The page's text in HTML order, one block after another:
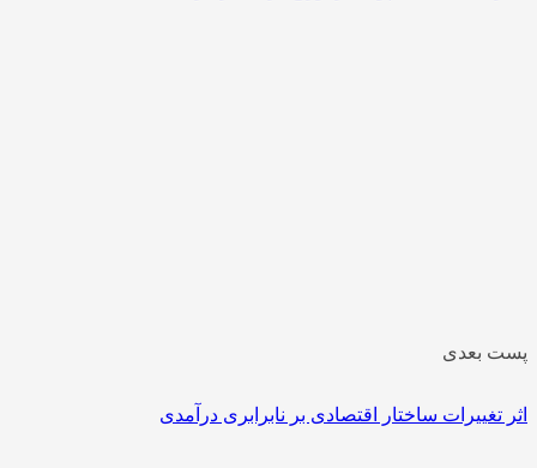
پست بعدی
اثر تغییرات ساختار اقتصادی بر نابرابری درآمدی